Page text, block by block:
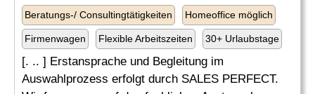
Beratungs-/ Consultingtätigkeiten Homeoffice möglich
Firmenwagen Flexible Arbeitszeiten 30+ Urlaubstage
[. .. ] Erstansprache und Begleitung im
Auswahlprozess erfolgt durch SALES PERFECT.